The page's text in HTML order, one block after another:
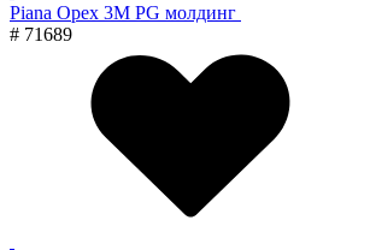
Piana Орех 3M PG молдинг
# 71689